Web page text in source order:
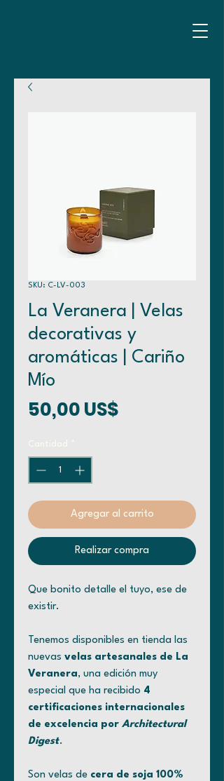
SKU: C-LV-003
La Veranera | Velas
decorativas y
aromáticas | Cariño
Mío
50,00 US$Precio
Agregar al carrito
Realizar compra
Que bonito detalle el tuyo, ese de
existir.
Tenemos disponibles en tienda las
nuevas velas artesanales de La
Veranera, una edición muy
especial que ha recibido 4
certificaciones internacionales
de excelencia por Architectural
Digest.
Son velas de cera de soja 100%